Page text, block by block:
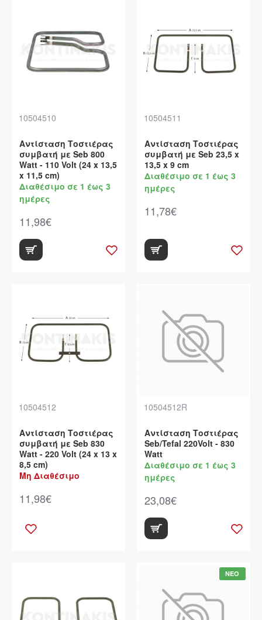
10504510
Αντίσταση Τοστιέρας
συμβατή με Seb 800
Watt - 110 Volt (24 x 13,5
x 11,5 cm)
Διαθέσιμο σε 1 έως 3
ημέρες
11,98€
10504511
Αντίσταση Τοστιέρας
συμβατή με Seb 23,5 x
13,5 x 9 cm
Διαθέσιμο σε 1 έως 3
ημέρες
11,78€
10504512
Αντίσταση Τοστιέρας
συμβατή με Seb 830
Watt - 220 Volt (24 x 13 x
8,5 cm)
Μη Διαθέσιμο
11,98€
10504512R
Αντίσταση Τοστιέρας
Seb/Tefal 220Volt - 830
Watt
Διαθέσιμο σε 1 έως 3
ημέρες
23,08€
ΝΕΟ